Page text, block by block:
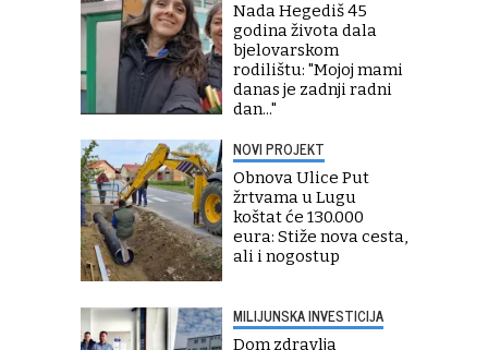
Nada Hegediš 45
godina života dala
bjelovarskom
rodilištu: "Mojoj mami
danas je zadnji radni
dan..."
NOVI PROJEKT
Obnova Ulice Put
žrtvama u Lugu
koštat će 130.000
eura: Stiže nova cesta,
ali i nogostup
MILIJUNSKA INVESTICIJA
Dom zdravlja